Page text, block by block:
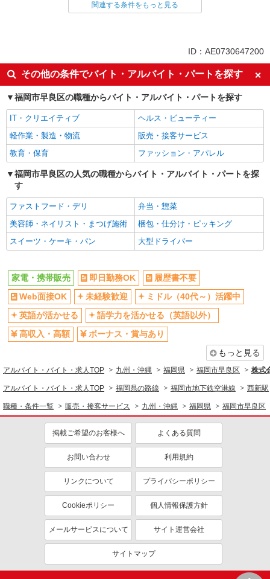
英語が活かせる
ボーナス・賞与あり
日払い
車通勤OK
交通費支給
社会保険あり
社員登用あり
関連する条件をもっと見る
ID：AE0730647200
その他の条件でバイト・アルバイト・パートを探す
福岡市早良区の職種からバイト・アルバイト・パートを探す
IT・クリエイティブ
ヘルス・ビューティー
軽作業・製造・物流
販売・接客サービス
教育・保育
ファッション・アパレル
福岡市早良区の人気の職種からバイト・アルバイト・パートを探
す
ファストフード・デリ
弁当・惣菜
美容師・ネイリスト・まつげ施術
梱包・仕分け・ピッキング
スイーツ・ケーキ・パン
大型ドライバー
家電・携帯販売 即日勤務OK
履歴書不要
Web面接OK
未経験歓迎
ミドル（40代～）活躍中
英語が活かせる
語学力を活かせる（英語以外）
高収入・高額
ボーナス・賞与あり
もっと見る
アルバイト・バイト・求人TOP 九州・沖縄 福岡県 福岡市早良区 株式
アルバイト・バイト・求人TOP 福岡県の路線 福岡市地下鉄空港線 西新駅
職種・条件一覧 販売・接客サービス 九州・沖縄 福岡県 福岡市早良区
掲載ご希望のお客様へ よくある質問
お問い合わせ 利用規約
リンクについて プライバシーポリシー
Cookieポリシー 個人情報保護方針
メールサービスについて サイト運営会社
サイトマップ